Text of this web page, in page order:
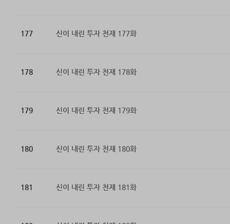
177 신이 내린 투자 천재 177화
178 신이 내린 투자 천재 178화
179 신이 내린 투자 천재 179화
180 신이 내린 투자 천재 180화
181 신이 내린 투자 천재 181화